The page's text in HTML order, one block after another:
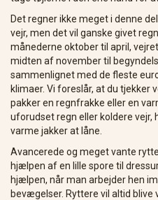
Det regner ikke meget i denne
vejr, men det vil ganske givet
månederne oktober til april,
midten af ​​november til
sammenlignet med de fleste
klimaer. Vi foreslår, at du tjekker
pakker en regnfrakke eller en
uforudset regn eller koldere vejr,
varme jakker at låne.
Avancerede og meget vante
hjælpen af ​​en lille spore til
hjælpen, når man arbejder hen
bevægelser. Ryttere vil altid